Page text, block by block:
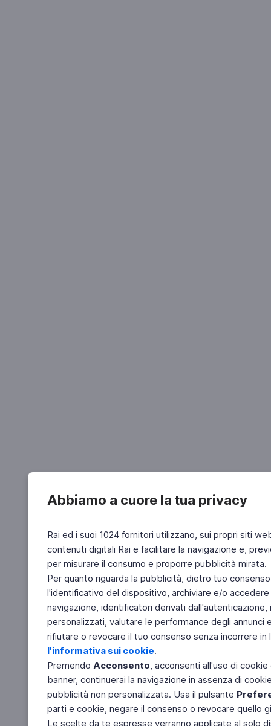
Abbiamo a cuore la tua privacy
Rai ed i suoi 1024 fornitori utilizzano, sui propri siti
contenuti digitali Rai e facilitare la navigazione e,
per misurare il consumo e proporre pubblicità mirata.
Per quanto riguarda la pubblicità, dietro tuo
l'identificativo del dispositivo, archiviare e/o
navigazione, identificatori derivati
personalizzati, valutare le performance degli
rifiutare o revocare il tuo consenso senza incorrere
l'informativa sui cookie.
Premendo Acconsento, acconsenti all'uso di
banner, continuerai la navigazione in assenza di
pubblicità non personalizzata. Usa il pulsante
parti e cookie, negare il consenso o revocare quello
Le scelte da te espresse verranno applicate al solo